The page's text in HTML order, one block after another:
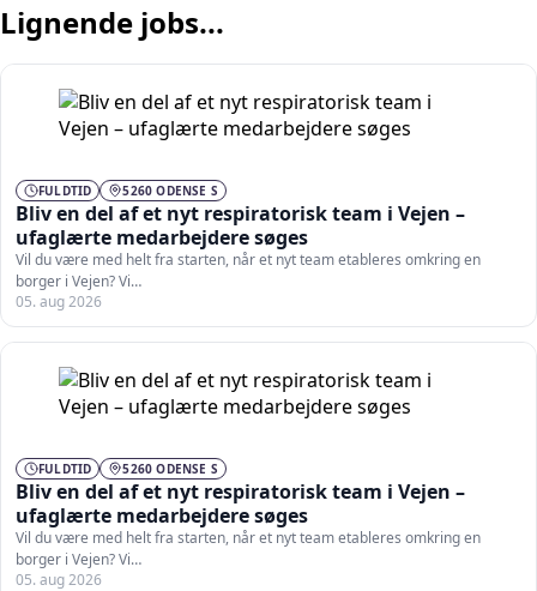
Lignende jobs...
FULDTID 5260 ODENSE S
Bliv en del af et nyt respiratorisk team i Vejen –
ufaglærte medarbejdere søges
Vil du være med helt fra starten, når et nyt team etableres omkring en
borger i Vejen? Vi…
05. aug 2026
FULDTID 5260 ODENSE S
Bliv en del af et nyt respiratorisk team i Vejen –
ufaglærte medarbejdere søges
Vil du være med helt fra starten, når et nyt team etableres omkring en
borger i Vejen? Vi…
05. aug 2026